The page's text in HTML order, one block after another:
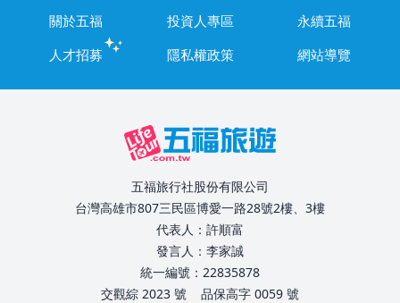
關於五福 投資人專區
永續五福
人才招募
隱私權政策 網站導覽
五福旅行社股份有限公司
台灣高雄市807三民區博愛一路28號2樓、3樓
代表人：許順富
發言人：李家誠
統一編號：22835878
交觀綜 2023 號
品保高字 0059 號